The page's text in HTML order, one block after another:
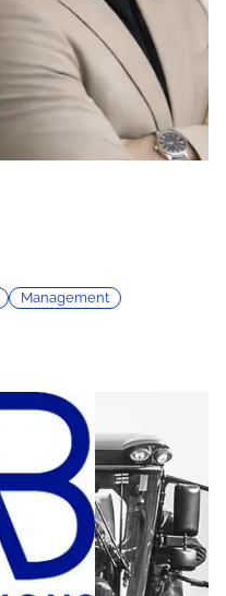
Management